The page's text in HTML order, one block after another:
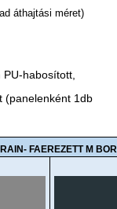
áthajtási méret)
habosított,
(panelenként 1db
FAEREZETT M